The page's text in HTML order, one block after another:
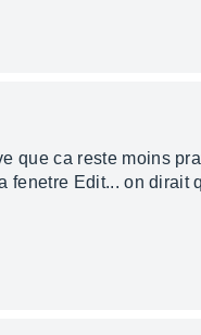
que ca reste moins
fenetre Edit... on dirait